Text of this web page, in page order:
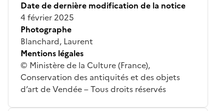
Date de dernière modification de la notice
4 février 2025
Photographe
Blanchard, Laurent
Mentions légales
© Ministère de la Culture (France),
Conservation des antiquités et des objets
d’art de Vendée – Tous droits réservés